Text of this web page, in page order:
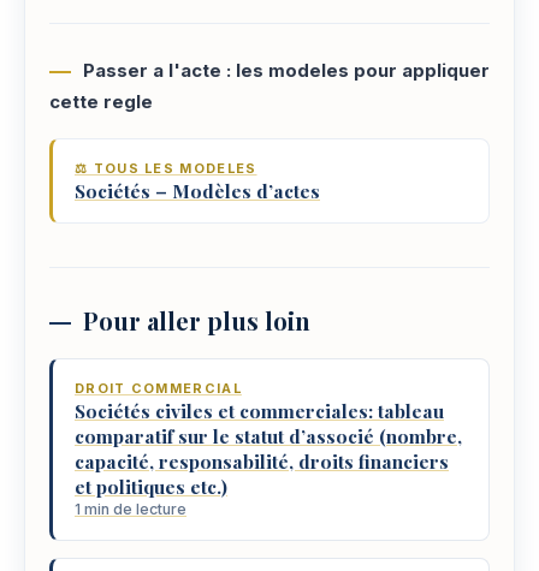
Passer a l'acte : les modeles pour appliquer
cette regle
⚖️ TOUS LES MODELES
Sociétés – Modèles d’actes
Pour aller plus loin
DROIT COMMERCIAL
Sociétés civiles et commerciales: tableau
comparatif sur le statut d’associé (nombre,
capacité, responsabilité, droits financiers
et politiques etc.)
1 min de lecture